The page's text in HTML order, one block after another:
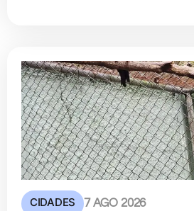
CIDADES 7 AGO 2026